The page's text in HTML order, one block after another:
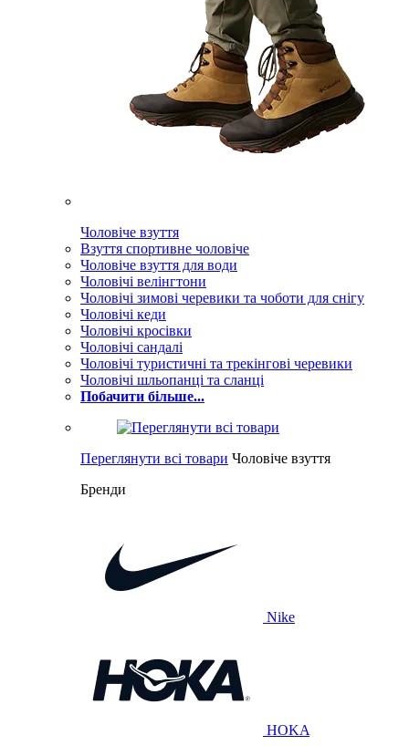
Чоловіче взуття
Взуття спортивне чоловіче
Чоловіче взуття для води
Чоловічі велінгтони
Чоловічі зимові черевики та чоботи для снігу
Чоловічі кеди
Чоловічі кросівки
Чоловічі сандалі
Чоловічі туристичні та трекінгові черевики
Чоловічі шльопанці та сланці
Побачити більше...
Переглянути всі товари Чоловіче взуття
Бренди
Nike
HOKA